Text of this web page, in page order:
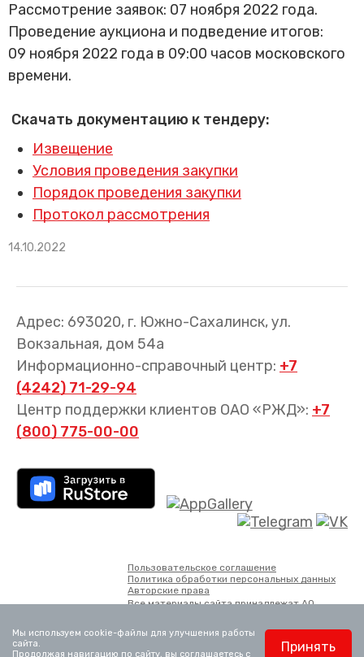
Рассмотрение заявок: 07 ноября 2022 года.
Проведение аукциона и подведение итогов:
09 ноября 2022 года в 09:00 часов московского
времени.
Скачать документацию к тендеру:
Извещение
Условия проведения закупки
Порядок проведения закупки
Протокол рассмотрения
14.10.2022
Адрес: 693020, г. Южно-Сахалинск, ул.
Вокзальная, дом 54а
Информационно-справочный центр: +7
(4242) 71-29-94
Центр поддержки клиентов ОАО «РЖД»: +7
(800) 775-00-00
Пользовательское соглашение
Политика обработки персональных данных
Авторские права
Все материалы сайта принадлежат АО
Использование материалов, опубликованных
на сайте, возможно только со ссылкой на
сайт.
Мы используем cookie-файлы для улучшения работы
сайта.
Продолжая навигацию по сайту, вы соглашаетесь с
Принять